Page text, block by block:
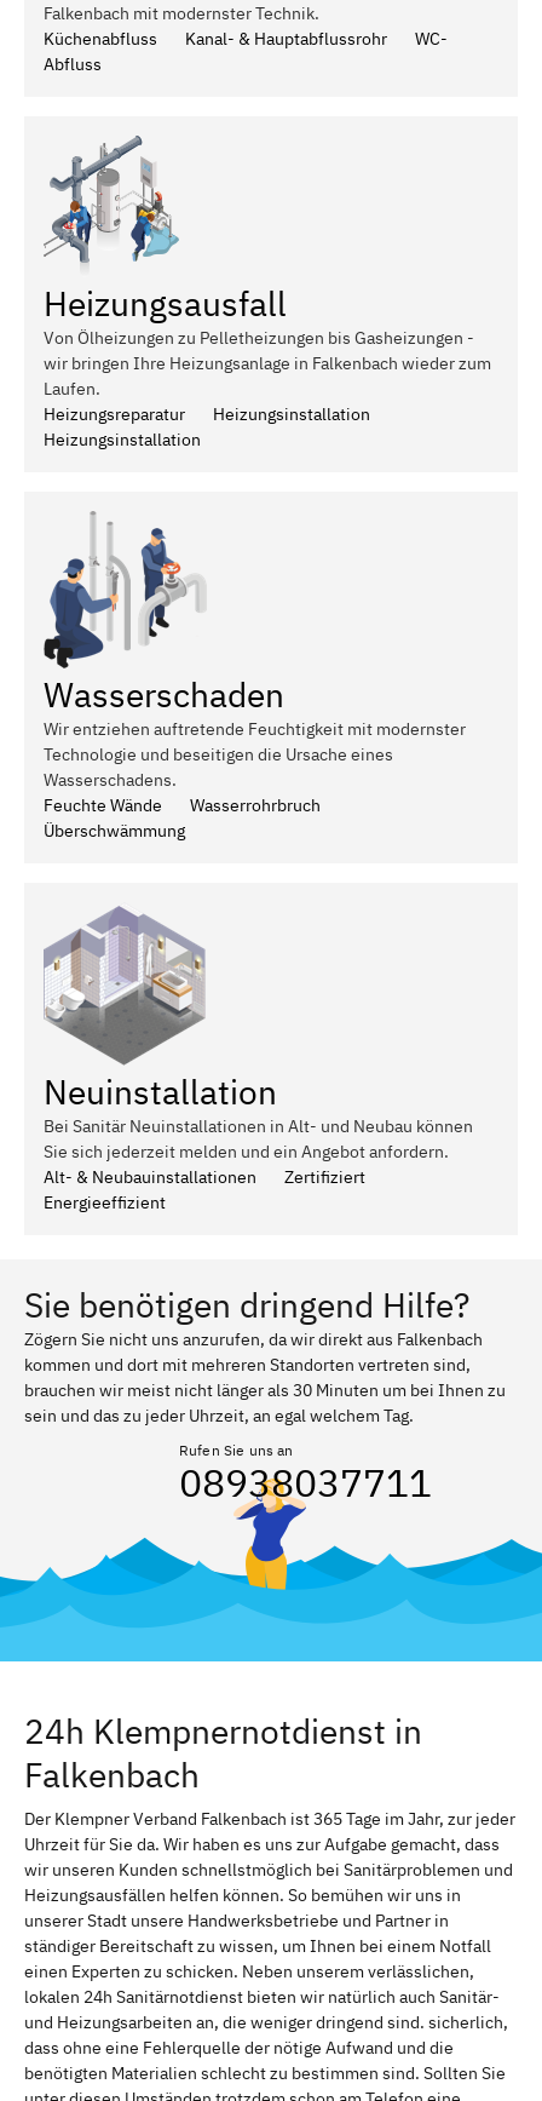
Falkenbach mit modernster Technik.
Küchenabfluss
Kanal- & Hauptabflussrohr
WC-
Abfluss
Heizungsausfall
Von Ölheizungen zu Pelletheizungen bis Gasheizungen -
wir bringen Ihre Heizungsanlage in Falkenbach wieder zum
Laufen.
Heizungsreparatur
Heizungsinstallation
Heizungsinstallation
Wasserschaden
Wir entziehen auftretende Feuchtigkeit mit modernster
Technologie und beseitigen die Ursache eines
Wasserschadens.
Feuchte Wände
Wasserrohrbruch
Überschwämmung
Neuinstallation
Bei Sanitär Neuinstallationen in Alt- und Neubau können
Sie sich jederzeit melden und ein Angebot anfordern.
Alt- & Neubauinstallationen
Zertifiziert
Energieeffizient
Sie benötigen dringend Hilfe?
Zögern Sie nicht uns anzurufen, da wir direkt aus Falkenbach
kommen und dort mit mehreren Standorten vertreten sind,
brauchen wir meist nicht länger als 30 Minuten um bei Ihnen zu
sein und das zu jeder Uhrzeit, an egal welchem Tag.
Rufen Sie uns an
08938037711
24h Klempnernotdienst in
Falkenbach
Der Klempner Verband Falkenbach ist 365 Tage im Jahr, zur jeder
Uhrzeit für Sie da. Wir haben es uns zur Aufgabe gemacht, dass
wir unseren Kunden schnellstmöglich bei Sanitärproblemen und
Heizungsausfällen helfen können. So bemühen wir uns in
unserer Stadt unsere Handwerksbetriebe und Partner in
ständiger Bereitschaft zu wissen, um Ihnen bei einem Notfall
einen Experten zu schicken. Neben unserem verlässlichen,
lokalen 24h Sanitärnotdienst bieten wir natürlich auch Sanitär-
und Heizungsarbeiten an, die weniger dringend sind. sicherlich,
dass ohne eine Fehlerquelle der nötige Aufwand und die
benötigten Materialien schlecht zu bestimmen sind. Sollten Sie